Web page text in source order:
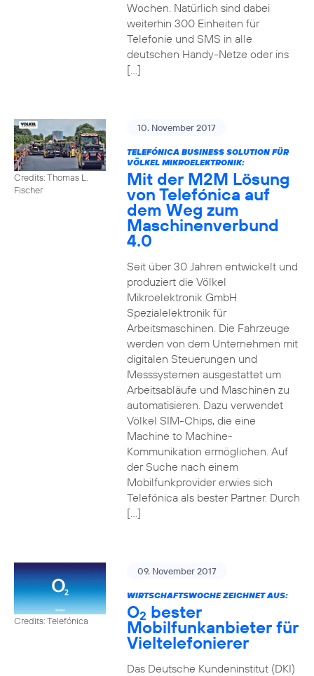
Wochen. Natürlich sind dabei
weiterhin 300 Einheiten für
Telefonie und SMS in alle
deutschen Handy-Netze oder ins
[…]
Credits: Thomas L.
Fischer
10. November 2017
TELEFÓNICA BUSINESS SOLUTION FÜR
VÖLKEL MIKROELEKTRONIK:
Mit der M2M Lösung
von Telefónica auf
dem Weg zum
Maschinenverbund
4.0
Seit über 30 Jahren entwickelt und
produziert die Völkel
Mikroelektronik GmbH
Spezialelektronik für
Arbeitsmaschinen. Die Fahrzeuge
werden von dem Unternehmen mit
digitalen Steuerungen und
Messsystemen ausgestattet um
Arbeitsabläufe und Maschinen zu
automatisieren. Dazu verwendet
Völkel SIM-Chips, die eine
Machine to Machine-
Kommunikation ermöglichen. Auf
der Suche nach einem
Mobilfunkprovider erwies sich
Telefónica als bester Partner. Durch
[…]
Credits: Telefónica
09. November 2017
WIRTSCHAFTSWOCHE ZEICHNET AUS:
O2 bester
Mobilfunkanbieter für
Vieltelefonierer
Das Deutsche Kundeninstitut (DKI)